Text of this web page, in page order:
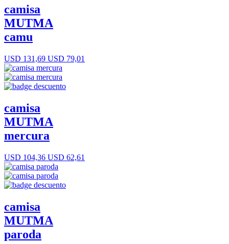
camisa
MUTMA
camu
USD 131,69 USD 79,01
camisa
MUTMA
mercura
USD 104,36 USD 62,61
camisa
MUTMA
paroda